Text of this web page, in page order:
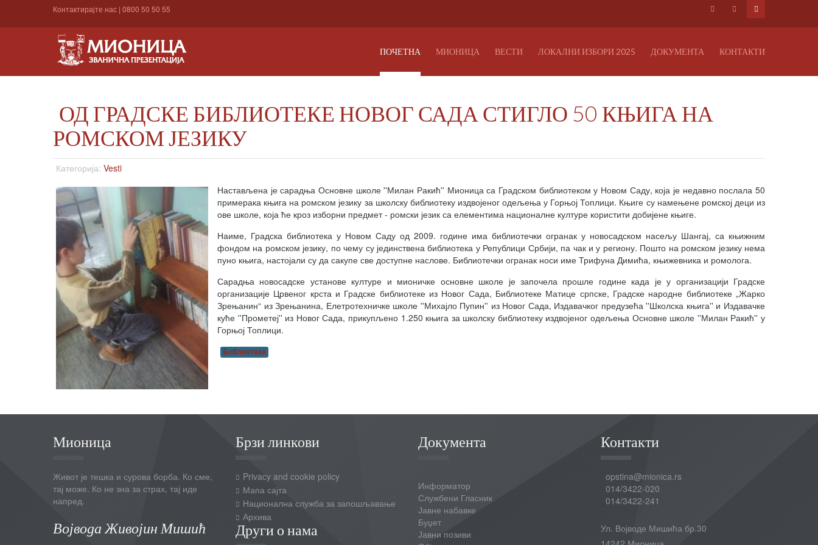
Контактирајте нас | 0800 50 50 55
ПОЧЕТНА МИОНИЦА ВЕСТИ ЛОКАЛНИ ИЗБОРИ 2025 ДОКУМЕНТА КОНТАКТИ
ОД ГРАДСКЕ БИБЛИОТЕКЕ НОВОГ САДА СТИГЛО 50 КЊИГА НА
РОМСКОМ ЈЕЗИКУ
Категорија: Vesti
Настављена је сарадња Основне школе ''Милан Ракић'' Мионица са Градском библиотеком у Новом Саду, која је недавно послала 50
примерака књига на ромском језику за школску библиотеку издвојеног одељења у Горњој Топлици. Књиге су намењене ромској деци из
ове школе, која ће кроз изборни предмет - ромски језик са елементима националне културе користити добијене књиге.
Наиме, Градска библиотека у Новом Саду од 2009. године има библиотечки огранак у новосадском насељу Шангај, са књижним
фондом на ромском језику, по чему су јединствена библиотека у Републици Србији, па чак и у региону. Пошто на ромском језику нема
пуно књига, настојали су да сакупе све доступне наслове. Библиотечки огранак носи име Трифуна Димића, књижевника и ромолога.
Сарадња новосадске установе културе и мионичке основне школе је започела прошле године када је у организацији Градске
организације Црвеног крста и Градске библиотеке из Новог Сада, Библиотеке Матице српске, Градске народне библиотеке „Жарко
Зрењанин“ из Зрењанина, Елетротехничке школе ''Михајло Пупин'' из Новог Сада, Издавачког предузећа ''Школска књига'' и Издавачке
куће ''Прометеј'' из Новог Сада, прикупљено 1.250 књига за школску библиотеку издвојеног одељења Основне школе ''Милан Ракић'' у
Горњој Топлици.
Библиотека
Мионица
Живот је тешка и сурова борба. Ко сме,
тај може. Ко не зна за страх, тај иде
напред.
Војвода Живојин Мишић
Брзи линкови
Privacy and cookie policy
Мапа сајта
Национална служба за запошљавање
Архива
Други о нама
Документа
Информатор
Службени Гласник
Јавне набавке
Буџет
Јавни позиви
Контакти
opstina@mionica.rs
014/3422-020
014/3422-241
Ул. Војводе Мишића бр.30